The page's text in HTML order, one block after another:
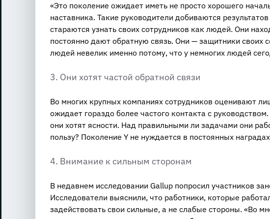
«Это поколение ожидает иметь не просто хорошего
наставника. Такие руководители добиваются
стараются узнать своих сотрудников как людей. Они
постоянно дают обратную связь. Они — защитники своих
людей невелик именно потому, что у немногих людей
3. Они хотят частой обратной связи
Во многих крупных компаниях сотрудников оценивают
ожидает гораздо более частого контакта с
они хотят ясности. Над правильными ли задачами они
пользу? Поколение Y не нуждается в постоянных
4. Внимание к сильным сторонам
В недавнем исследовании Gallup попросил участников
Исследователи выяснили, что работники, которые
задействовать свои сильные, а не слабые стороны. «Во